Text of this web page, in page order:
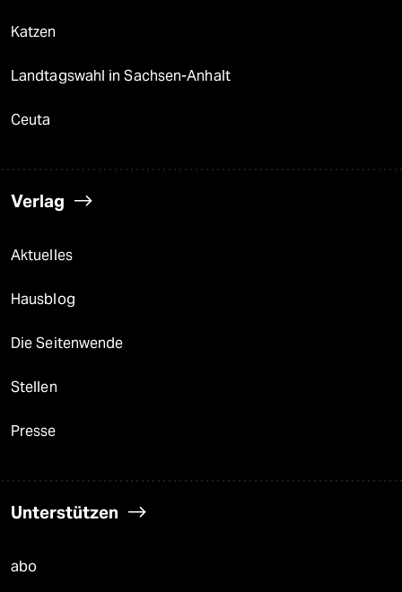
Katzen
Landtagswahl in Sachsen-Anhalt
Ceuta
Verlag
Aktuelles
Hausblog
Die Seitenwende
Stellen
Presse
Unterstützen
abo